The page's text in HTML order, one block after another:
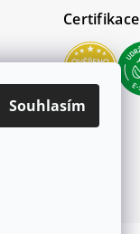
Souhlasím
Certifikace